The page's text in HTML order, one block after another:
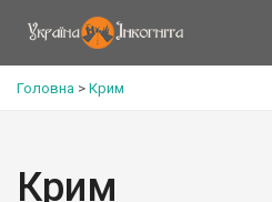
Головна > Крим
Крим